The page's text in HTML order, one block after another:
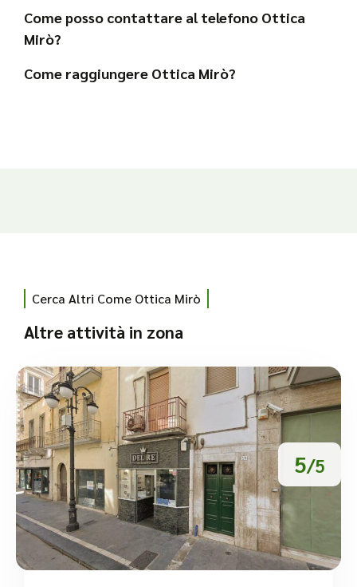
Come posso contattare al telefono Ottica
Mirò?
Come raggiungere Ottica Mirò?
Cerca Altri Come Ottica Mirò
Altre attività in zona
5/5